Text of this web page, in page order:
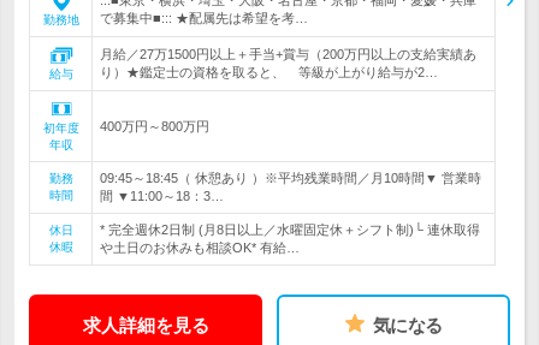
勤務地
で募集中■::: ★配属先は希望を考…
給与
月給／27万1500円以上＋手当+賞与（200万円以上の支給実績あ
り）★鑑定士の資格を取ると、 等級が上がり給与が2…
初年度
年収
400万円～800万円
勤務
時間
09:45～18:45（ 休憩あり ）※平均残業時間／月10時間▼ 営業時
間 ▼11:00～18：3…
休日
休暇
* 完全週休2日制 (月8日以上／水曜固定休＋シフト制)└ 連休取得
や土日のお休みも相談OK* 有給…
求人詳細を見る 気になる